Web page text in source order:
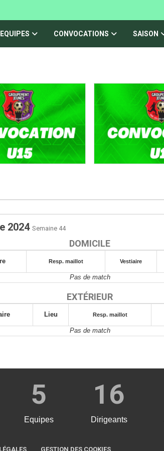
EQUIPES CONVOCATIONS SAISON
2024 Semaine 44
DOMICILE
Resp. maillot Vestiaire
Pas de match
EXTÉRIEUR
Lieu Resp. maillot
Pas de match
5
Equipes
16
Dirigeants
GESTION DES COOKIES